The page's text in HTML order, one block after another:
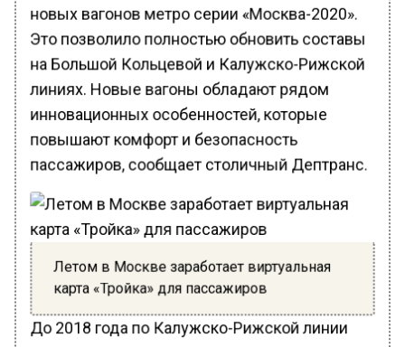
новых вагонов метро серии «Москва-2020».
Это позволило полностью обновить составы
на Большой Кольцевой и Калужско-Рижской
линиях. Новые вагоны обладают рядом
инновационных особенностей, которые
повышают комфорт и безопасность
пассажиров, сообщает столичный Дептранс.
Летом в Москве заработает виртуальная
карта «Тройка» для пассажиров
До 2018 года по Калужско-Рижской линии